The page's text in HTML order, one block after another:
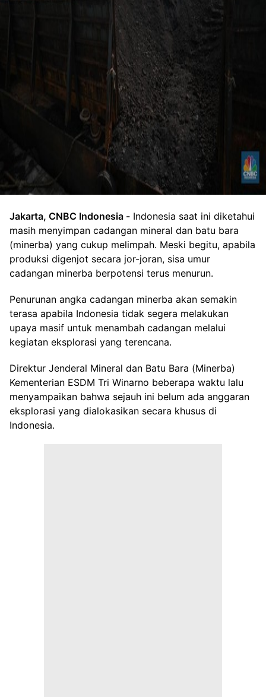
Foto: Pekerja melakukan bongkar muat di kapal tongkang bermuatan
batubara dari Kalimantan di Pelabuhan Tanjung Priok, Jakarta, Kamis
(4/8/2022). (CNBC Indonesia/Tri Susilo)
Jakarta, CNBC Indonesia - Indonesia saat ini diketahui
masih menyimpan cadangan mineral dan batu bara
(minerba) yang cukup melimpah. Meski begitu, apabila
produksi digenjot secara jor-joran, sisa umur
cadangan minerba berpotensi terus menurun.
Penurunan angka cadangan minerba akan semakin
terasa apabila Indonesia tidak segera melakukan
upaya masif untuk menambah cadangan melalui
kegiatan eksplorasi yang terencana.
Direktur Jenderal Mineral dan Batu Bara (Minerba)
Kementerian ESDM Tri Winarno beberapa waktu lalu
menyampaikan bahwa sejauh ini belum ada anggaran
eksplorasi yang dialokasikan secara khusus di
Indonesia.